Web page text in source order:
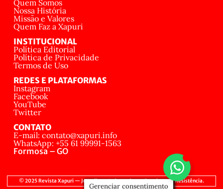
Quem Somos
Nossa História
Missão e Valores
Quem Faz a Xapuri
INSTITUCIONAL
Política Editorial
Política de Privacidade
Termos de Uso
REDES E PLATAFORMAS
Instagram
Facebook
YouTube
Twitter
CONTATO
E-mail: contato@xapuri.info
WhatsApp: +55 61 99991-1563
Formosa – GO
© 2025 Revista Xapuri — Jornalismo Independente, Popular e de Resistência.
Gerenciar consentimento